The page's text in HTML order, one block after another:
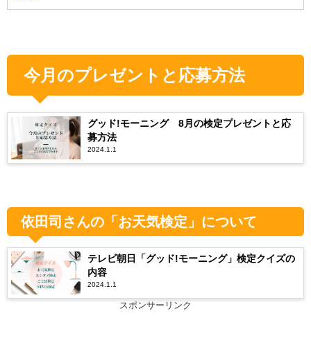
今月のプレゼントと応募方法
グッド!モーニング 8月の検定プレゼントと応
募方法
2024.1.1
依田司さんの「お天気検定」について
テレビ朝日「グッド!モーニング」検定クイズの
内容
2024.1.1
スポンサーリンク